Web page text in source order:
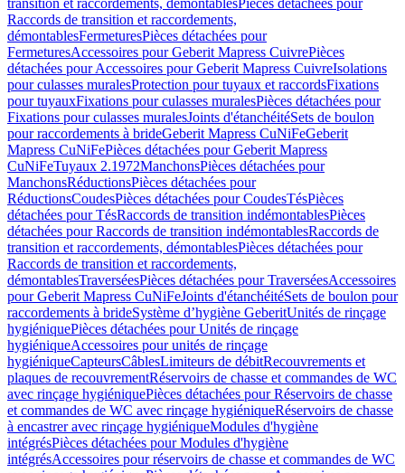
transition et raccordements, démontablesPièces détachées pour
Raccords de transition et raccordements,
démontablesFermeturesPièces détachées pour
FermeturesAccessoires pour Geberit Mapress CuivrePièces
détachées pour Accessoires pour Geberit Mapress CuivreIsolations
pour culasses muralesProtection pour tuyaux et raccordsFixations
pour tuyauxFixations pour culasses muralesPièces détachées pour
Fixations pour culasses muralesJoints d'étanchéitéSets de boulon
pour raccordements à brideGeberit Mapress CuNiFeGeberit
Mapress CuNiFePièces détachées pour Geberit Mapress
CuNiFeTuyaux 2.1972ManchonsPièces détachées pour
ManchonsRéductionsPièces détachées pour
RéductionsCoudesPièces détachées pour CoudesTésPièces
détachées pour TésRaccords de transition indémontablesPièces
détachées pour Raccords de transition indémontablesRaccords de
transition et raccordements, démontablesPièces détachées pour
Raccords de transition et raccordements,
démontablesTraverséesPièces détachées pour TraverséesAccessoires
pour Geberit Mapress CuNiFeJoints d'étanchéitéSets de boulon pour
raccordements à brideSystème d’hygiène GeberitUnités de rinçage
hygiéniquePièces détachées pour Unités de rinçage
hygiéniqueAccessoires pour unités de rinçage
hygiéniqueCapteursCâblesLimiteurs de débitRecouvrements et
plaques de recouvrementRéservoirs de chasse et commandes de WC
avec rinçage hygiéniquePièces détachées pour Réservoirs de chasse
et commandes de WC avec rinçage hygiéniqueRéservoirs de chasse
à encastrer avec rinçage hygiéniqueModules d'hygiène
intégrésPièces détachées pour Modules d'hygiène
intégrésAccessoires pour réservoirs de chasse et commandes de WC